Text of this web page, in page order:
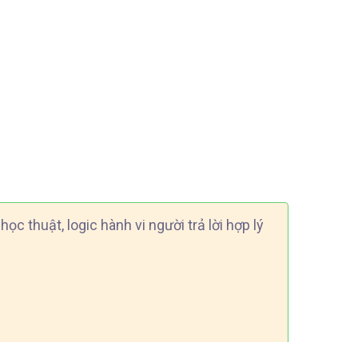
thuật, logic hành vi người trả lời hợp lý